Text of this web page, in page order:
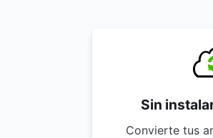
Sin
Convierte tus